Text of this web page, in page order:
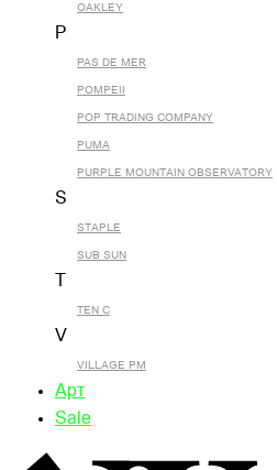
OAKLEY
P
PAS DE MER
POMPEII
POP TRADING COMPANY
PUMA
PURPLE MOUNTAIN OBSERVATORY
S
STAPLE
SUB SUN
TEN C
V
VILLAGE PM
Арт
Sale